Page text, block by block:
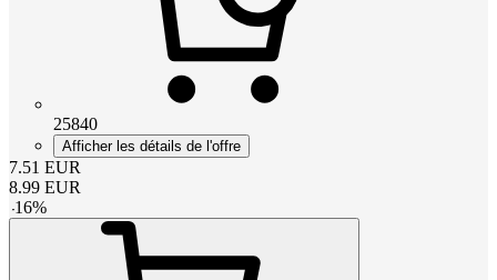
25840
Afficher les détails de l'offre
7.51 EUR
8.99 EUR
-16%